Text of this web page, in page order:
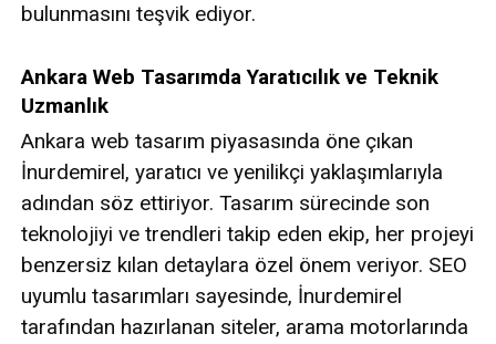
bulunmasını teşvik ediyor.
Ankara Web Tasarımda Yaratıcılık ve Teknik
Uzmanlık
Ankara web tasarım piyasasında öne çıkan
İnurdemirel, yaratıcı ve yenilikçi yaklaşımlarıyla
adından söz ettiriyor. Tasarım sürecinde son
teknolojiyi ve trendleri takip eden ekip, her projeyi
benzersiz kılan detaylara özel önem veriyor. SEO
uyumlu tasarımları sayesinde, İnurdemirel
tarafından hazırlanan siteler, arama motorlarında